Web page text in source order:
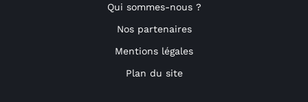
Qui sommes-nous ?
Nos partenaires
Mentions légales
Plan du site